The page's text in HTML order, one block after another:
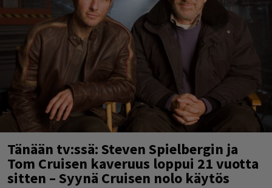
Tänään tv:ssä: Steven Spielbergin ja
Tom Cruisen kaveruus loppui 21 vuotta
sitten – Syynä Cruisen nolo käytös